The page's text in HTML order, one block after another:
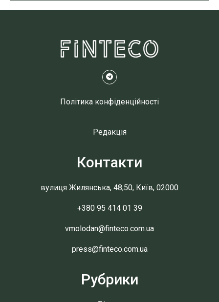
Політика конфіденційності
Редакція
Контакти
вулиця Жилянська, 48,50, Київ, 02000
+380 95 414 01 39
vmolodan@finteco.com.ua
press@finteco.com.ua
Рубрики